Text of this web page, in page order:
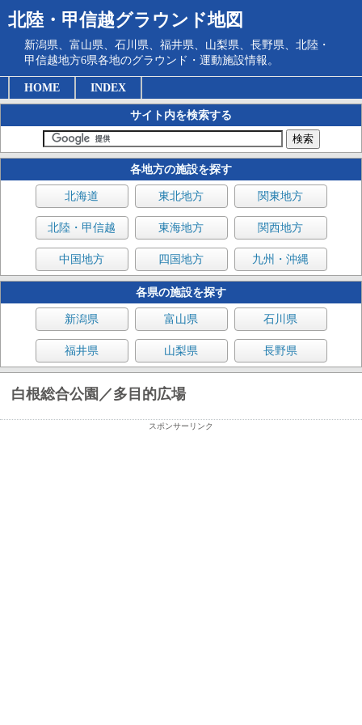
北陸・甲信越グラウンド地図
新潟県、富山県、石川県、福井県、山梨県、長野県、北陸・
甲信越地方6県各地のグラウンド・運動施設情報。
HOME INDEX
サイト内を検索する
各地方の施設を探す
北海道 東北地方 関東地方
北陸・甲信越 東海地方 関西地方
中国地方 四国地方 九州・沖縄
各県の施設を探す
新潟県 富山県 石川県
福井県 山梨県 長野県
白根総合公園／多目的広場
スポンサーリンク